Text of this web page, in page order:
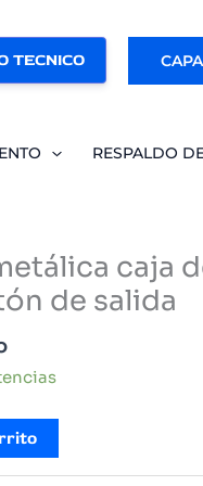
TECNICO
RESPALDO
caja
de salida